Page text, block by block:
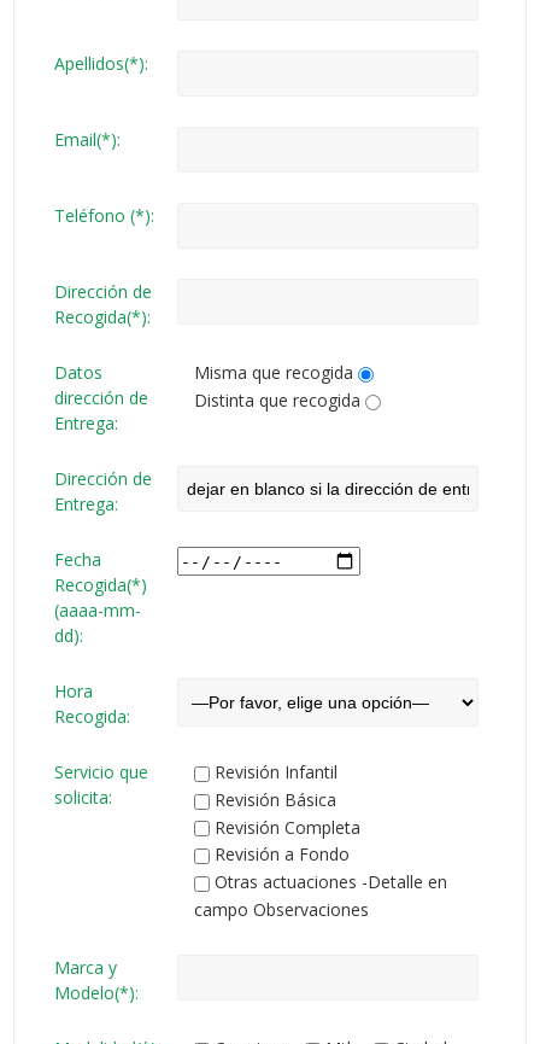
Apellidos(*):
Email(*):
Teléfono (*):
Dirección de
Recogida(*):
Datos
dirección de
Entrega:
Misma que recogida
Distinta que recogida
Dirección de
Entrega:
Fecha
Recogida(*)
(aaaa-mm-
dd):
Hora
Recogida:
Servicio que
solicita:
Revisión Infantil
Revisión Básica
Revisión Completa
Revisión a Fondo
Otras actuaciones -Detalle en
campo Observaciones
Marca y
Modelo(*):